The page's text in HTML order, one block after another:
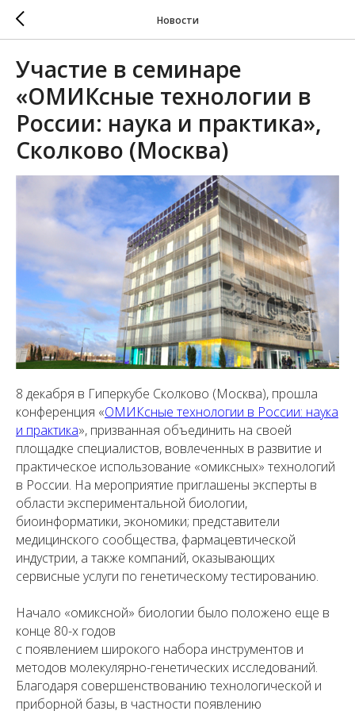
Новости
Участие в семинаре
«ОМИКсные технологии в
России: наука и практика»,
Сколково (Москва)
8 декабря в Гиперкубе Сколково (Москва), прошла
конференция «ОМИКсные технологии в России: наука
и практика», призванная объединить на своей
площадке специалистов, вовлеченных в развитие и
практическое использование «омиксных» технологий
в России. На мероприятие приглашены эксперты в
области экспериментальной биологии,
биоинформатики, экономики; представители
медицинского сообщества, фармацевтической
индустрии, а также компаний, оказывающих
сервисные услуги по генетическому тестированию.
Начало «омиксной» биологии было положено еще в
конце 80-х годов
с появлением широкого набора инструментов и
методов молекулярно-генетических исследований.
Благодаря совершенствованию технологической и
приборной базы, в частности появлению